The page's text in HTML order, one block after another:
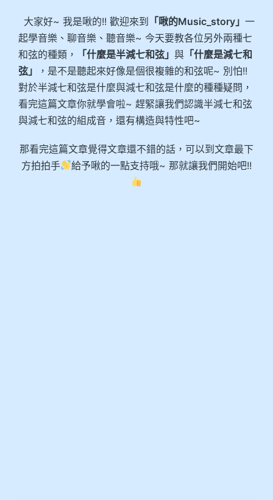
大家好~ 我是啾的!! 歡迎來到 「啾的Music_story」 一
起學音樂、聊音樂、聽音樂~ 今天要教各位另外兩種七
和弦的種類，
「什麼是半減七和弦」 與 「什麼是減七和
弦」
，是不是聽起來好像是個很複雜的和弦呢~ 別怕!!
對於半減七和弦是什麼與減七和弦是什麼的種種疑問，
看完這篇文章你就學會啦~ 趕緊讓我們認識半減七和弦
與減七和弦的組成音，還有構造與特性吧~
那看完這篇文章覺得文章還不錯的話，可以到文章最下
方拍拍手
給予啾的一點支持哦~ 那就讓我們開始吧!!